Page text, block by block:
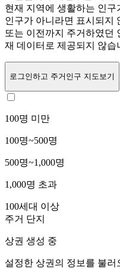
현재 지역에 생활하는 인
인구가 아니라면 표시되지
또는 이전까지 주거하였던
재 데이터로 제공되지 않습
로그인하고 주거인구 지도보기
100명 미만
100명~500명
500명~1,000명
1,000명 초과
100세대 이상
주거 단지
상권 생성 중
설정한 상권의 정보를 불러